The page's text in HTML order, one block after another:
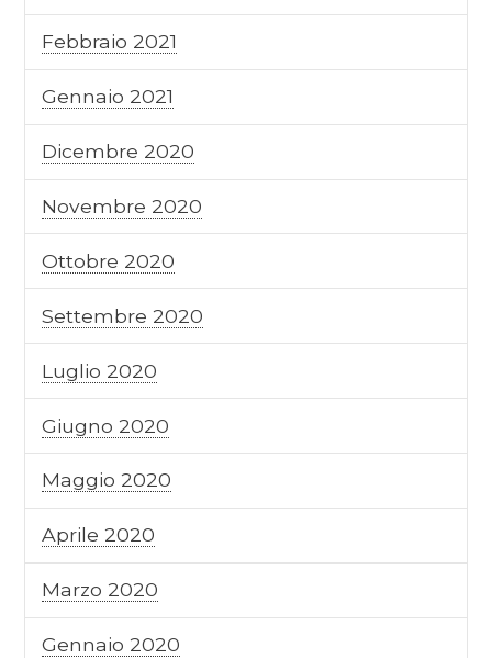
Febbraio 2021
Gennaio 2021
Dicembre 2020
Novembre 2020
Ottobre 2020
Settembre 2020
Luglio 2020
Giugno 2020
Maggio 2020
Aprile 2020
Marzo 2020
Gennaio 2020